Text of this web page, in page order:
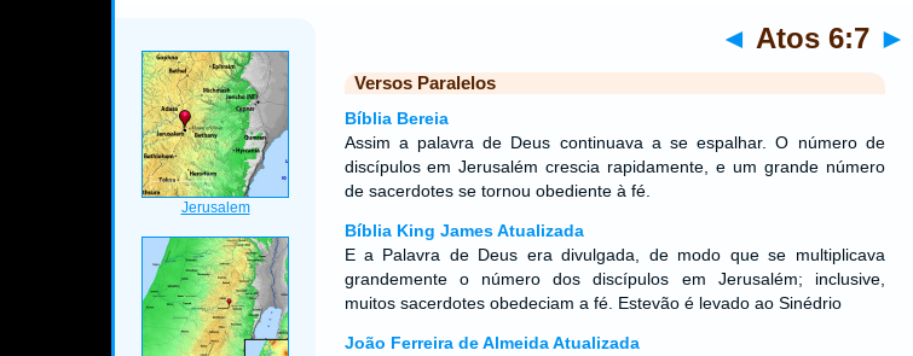
◄ Atos 6:7 ►
Versos Paralelos
Bíblia Bereia
Assim a palavra de Deus continuava a se espalhar. O número de
discípulos em Jerusalém crescia rapidamente, e um grande número
de sacerdotes se tornou obediente à fé.
Bíblia King James Atualizada
E a Palavra de Deus era divulgada, de modo que se multiplicava
grandemente o número dos discípulos em Jerusalém; inclusive,
muitos sacerdotes obedeciam a fé. Estevão é levado ao Sinédrio
João Ferreira de Almeida Atualizada